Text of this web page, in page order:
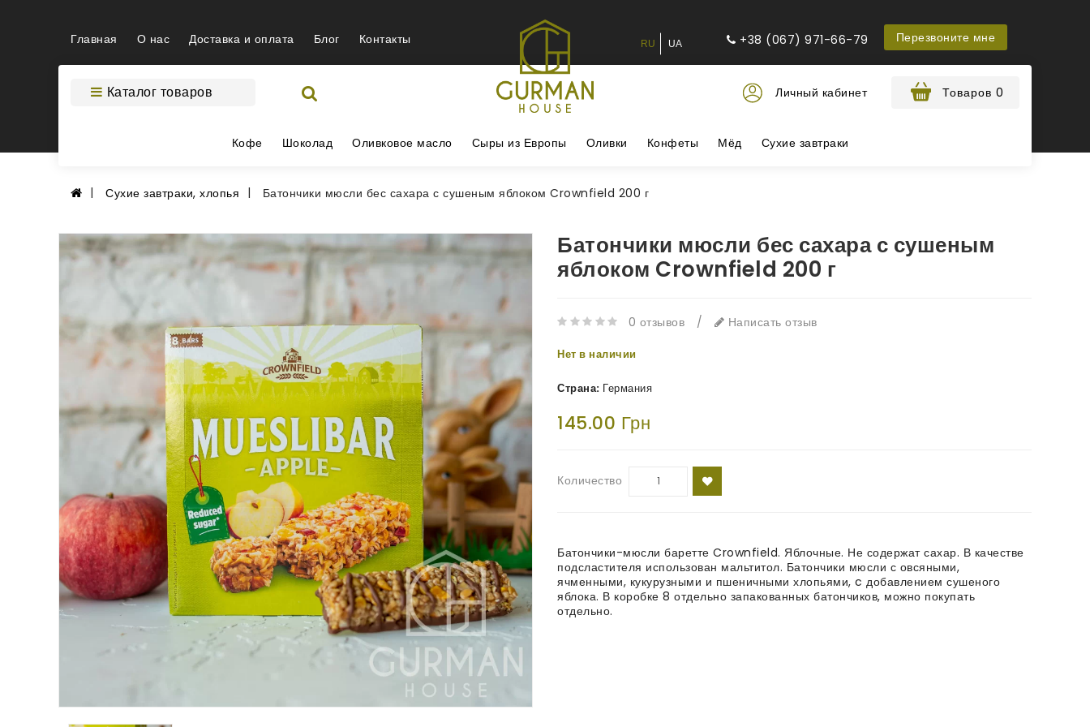
Главная О нас Доставка и оплата Блог Контакты RU UA +38 (067) 971-66-79 Перезвоните мне
Каталог товаров Личный кабинет Товаров 0
Кофе Шоколад Оливковое масло Сыры из Европы Оливки Конфеты Мёд Сухие завтраки
Сухие завтраки, хлопья Батончики мюсли бес сахара с сушеным яблоком Crownfield 200 г
Батончики мюсли бес сахара с сушеным
яблоком Crownfield 200 г
0 отзывов / Написать отзыв
Нет в наличии
Страна: Германия
145.00 Грн
Количество
Батончики-мюсли баретте Crownfield. Яблочные. Не содержат сахар. В качестве
подсластителя использован мальтитол. Батончики мюсли с овсяными,
ячменными, кукурузными и пшеничными хлопьями, c добавлением сушеного
яблока. В коробке 8 отдельно запакованных батончиков, можно покупать
отдельно.